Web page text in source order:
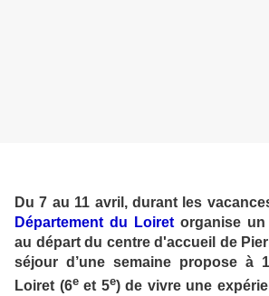
Du 7 au 11 avril, durant les
Département du Loiret organise
au départ du centre d'accueil de
séjour d’une semaine propose à
Loiret (6eet 5e) de vivre une